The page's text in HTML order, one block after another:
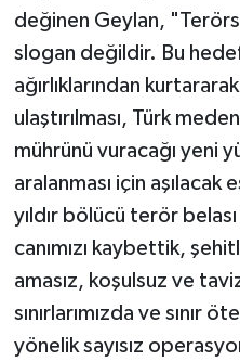
değinen Geylan,
slogan değildir. Bu
ağırlıklarından
ulaştırılması, Türk
mührünü vuracağı yeni
aralanması için
yıldır bölücü terör
canımızı kaybettik,
amasız, koşulsuz ve
sınırlarımızda ve sınır
yönelik sayısız